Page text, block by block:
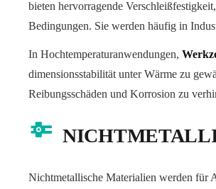
bieten hervorragende
Bedingungen. Sie werden häufig in
In Hochtemperaturanwendungen,
dimensionsstabilität unter Wärme zu
Reibungsschäden und Korrosion zu
Nichtmetallische Materialien werden für